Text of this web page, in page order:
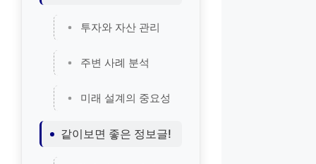
투자와 자산 관리
주변 사례 분석
미래 설계의 중요성
같이보면 좋은 정보글!